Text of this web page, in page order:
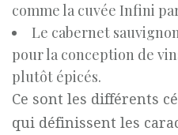
comme la cuvée Infini
Le cabernet
pour la conception de
plutôt épicés.
Ce sont les différents
qui définissent les